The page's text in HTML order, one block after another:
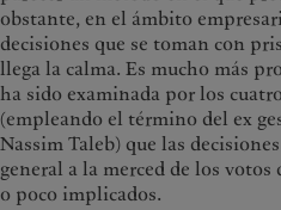
obstante, en el ámbito
decisiones que se toman con
llega la calma. Es mucho más
ha sido examinada por los
(empleando el término del ex
Nassim Taleb) que las
general a la merced de los
o poco implicados.